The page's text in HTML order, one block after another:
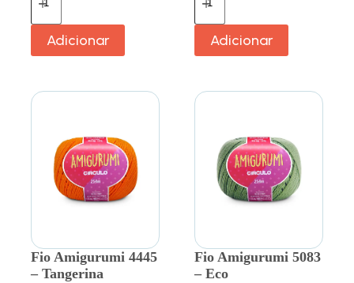
Adicionar Adicionar
Fio Amigurumi 4445
– Tangerina
Fio Amigurumi 5083
– Eco